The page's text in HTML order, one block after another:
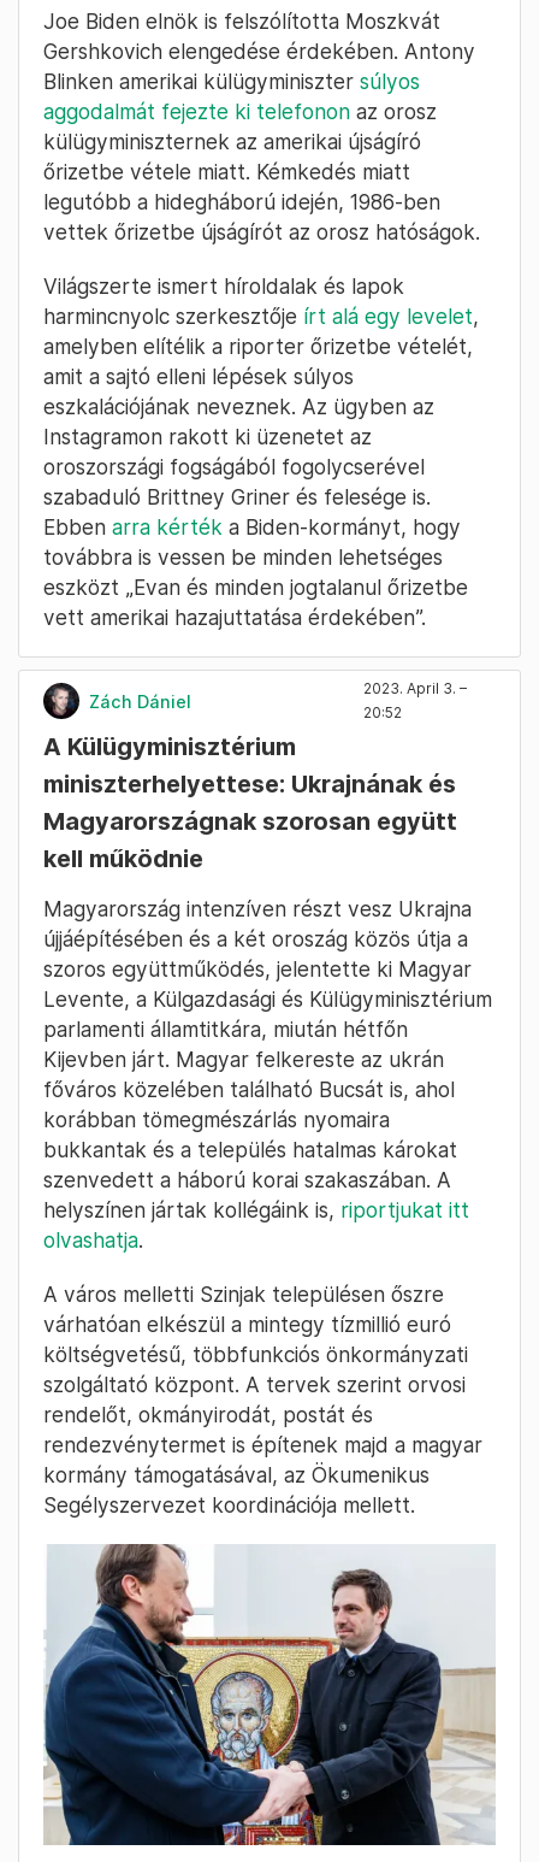
Joe Biden elnök is felszólította Moszkvát
Gershkovich elengedése érdekében. Antony
Blinken amerikai külügyminiszter súlyos
aggodalmát fejezte ki telefonon az orosz
külügyminiszternek az amerikai újságíró
őrizetbe vétele miatt. Kémkedés miatt
legutóbb a hidegháború idején, 1986-ben
vettek őrizetbe újságírót az orosz hatóságok.
Világszerte ismert híroldalak és lapok
harmincnyolc szerkesztője írt alá egy levelet,
amelyben elítélik a riporter őrizetbe vételét,
amit a sajtó elleni lépések súlyos
eszkalációjának neveznek. Az ügyben az
Instagramon rakott ki üzenetet az
oroszországi fogságából fogolycserével
szabaduló Brittney Griner és felesége is.
Ebben arra kérték a Biden-kormányt, hogy
továbbra is vessen be minden lehetséges
eszközt „Evan és minden jogtalanul őrizetbe
vett amerikai hazajuttatása érdekében”.
Zách Dániel
2023. April 3. –
20:52
A Külügyminisztérium
miniszterhelyettese: Ukrajnának és
Magyarországnak szorosan együtt
kell működnie
Magyarország intenzíven részt vesz Ukrajna
újjáépítésében és a két oroszág közös útja a
szoros együttműködés, jelentette ki Magyar
Levente, a Külgazdasági és Külügyminisztérium
parlamenti államtitkára, miután hétfőn
Kijevben járt. Magyar felkereste az ukrán
főváros közelében található Bucsát is, ahol
korábban tömegmészárlás nyomaira
bukkantak és a település hatalmas károkat
szenvedett a háború korai szakaszában. A
helyszínen jártak kollégáink is, riportjukat itt
olvashatja.
A város melletti Szinjak településen őszre
várhatóan elkészül a mintegy tízmillió euró
költségvetésű, többfunkciós önkormányzati
szolgáltató központ. A tervek szerint orvosi
rendelőt, okmányirodát, postát és
rendezvénytermet is építenek majd a magyar
kormány támogatásával, az Ökumenikus
Segélyszervezet koordinációja mellett.